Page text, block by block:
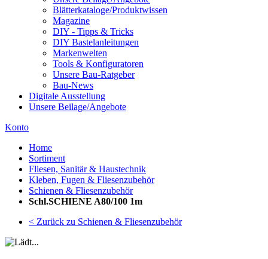
Blätterkataloge/Produktwissen
Magazine
DIY - Tipps & Tricks
DIY Bastelanleitungen
Markenwelten
Tools & Konfiguratoren
Unsere Bau-Ratgeber
Bau-News
Digitale Ausstellung
Unsere Beilage/Angebote
Konto
Home
Sortiment
Fliesen, Sanitär & Haustechnik
Kleben, Fugen & Fliesenzubehör
Schienen & Fliesenzubehör
Schl.SCHIENE A80/100 1m
< Zurück zu Schienen & Fliesenzubehör